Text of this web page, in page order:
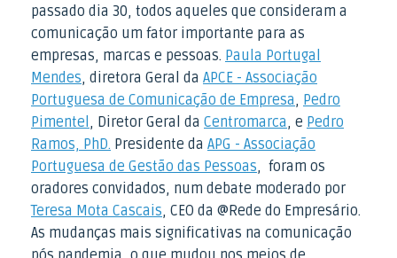
passado dia 30, todos aqueles que consideram a
comunicação um fator importante para as
empresas, marcas e pessoas. Paula Portugal
Mendes, diretora Geral da APCE - Associação
Portuguesa de Comunicação de Empresa, Pedro
Pimentel, Diretor Geral da Centromarca, e Pedro
Ramos, PhD. Presidente da APG - Associação
Portuguesa de Gestão das Pessoas, foram os
oradores convidados, num debate moderado por
Teresa Mota Cascais, CEO da @Rede do Empresário.
As mudanças mais significativas na comunicação